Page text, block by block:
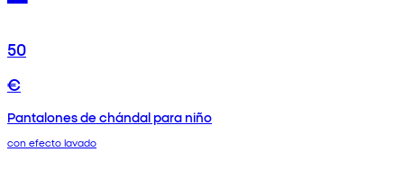
50
€
Pantalones de chándal para niño
con efecto lavado